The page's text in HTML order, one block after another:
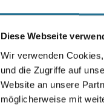
Diese Webseite
Wir verwenden
und die Zugriffe auf
Website an unsere
möglicherweise mit